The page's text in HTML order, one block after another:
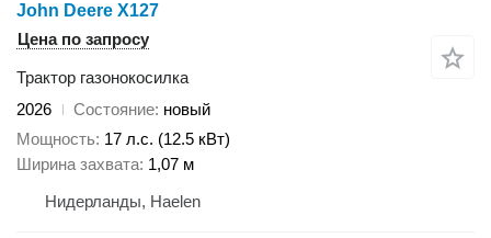
John Deere X127
Цена по запросу
Трактор газонокосилка
2026
Состояние новый
Мощность 17 л.с. (12.5 кВт)
Ширина захвата 1,07 м
Нидерланды, Haelen